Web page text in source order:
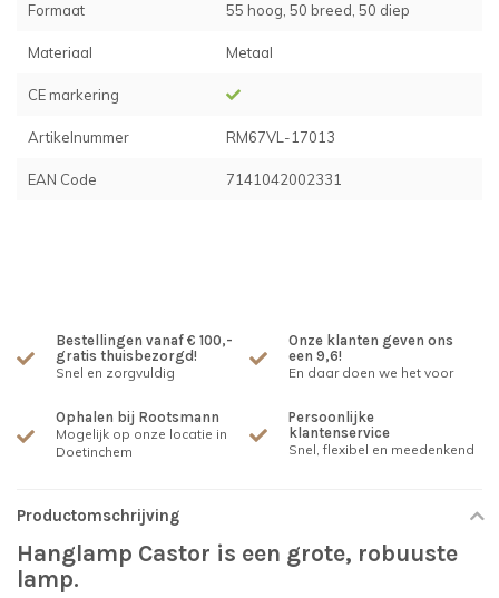
Formaat 55 hoog, 50 breed, 50 diep
Materiaal Metaal
CE markering
Artikelnummer RM67VL-17013
EAN Code 7141042002331
Bestellingen vanaf € 100,-
gratis thuisbezorgd!
Snel en zorgvuldig
Onze klanten geven ons
een 9,6!
En daar doen we het voor
Ophalen bij Rootsmann
Mogelijk op onze locatie in
Doetinchem
Persoonlijke
klantenservice
Snel, flexibel en meedenkend
Productomschrijving
Hanglamp Castor is een grote, robuuste
lamp.